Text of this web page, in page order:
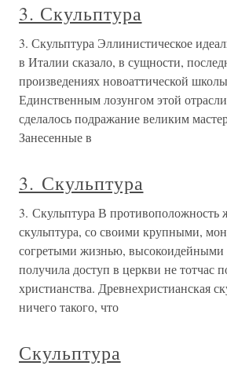
3. Скульптура
3. Скульптура Эллинистическое
в Италии сказало, в сущности,
произведениях новоаттической
Единственным лозунгом этой
сделалось подражание великим
Занесенные в
3. Скульптура
3. Скульптура В противоположность
скульптура, со своими крупными,
согретыми жизнью, высокоидейными
получила доступ в церкви не тотчас
христианства. Древнехристианская
ничего такого, что
Скульптура